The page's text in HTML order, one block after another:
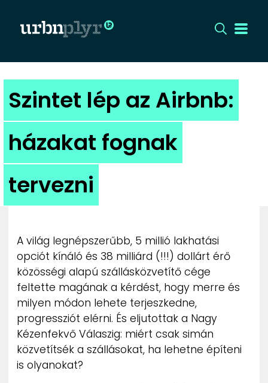
CÍMLAP
DIZÁJN
DIVAT
UTCA
ZENE
MÉDIAAJÁNLAT
IMPRESSZUM
PR-ARCHÍVUM
ADATKEZELÉSI TÁJÉKOZTATÓ
Szintet lép az Airbnb:
házakat fognak
tervezni
A világ legnépszerűbb, 5 millió lakhatási
opciót kínáló és 38 milliárd (!!!) dollárt érő
közösségi alapú szállásközvetítő cége
feltette magának a kérdést, hogy merre és
milyen módon lehete terjeszkedne,
progressziót elérni. És eljutottak a Nagy
Kézenfekvő Válaszig: miért csak simán
közvetítsék a szállásokat, ha lehetne építeni
is olyanokat?